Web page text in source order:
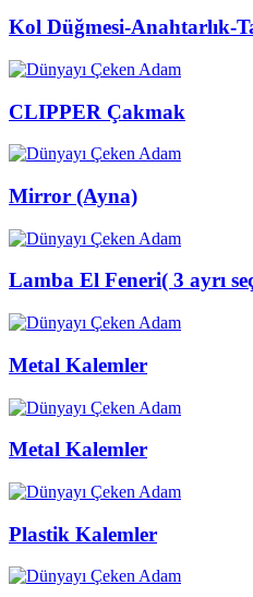
Kol Düğmesi-Anahtarlık-
CLIPPER Çakmak
Mirror (Ayna)
Lamba El Feneri( 3 ayrı
Metal Kalemler
Metal Kalemler
Plastik Kalemler